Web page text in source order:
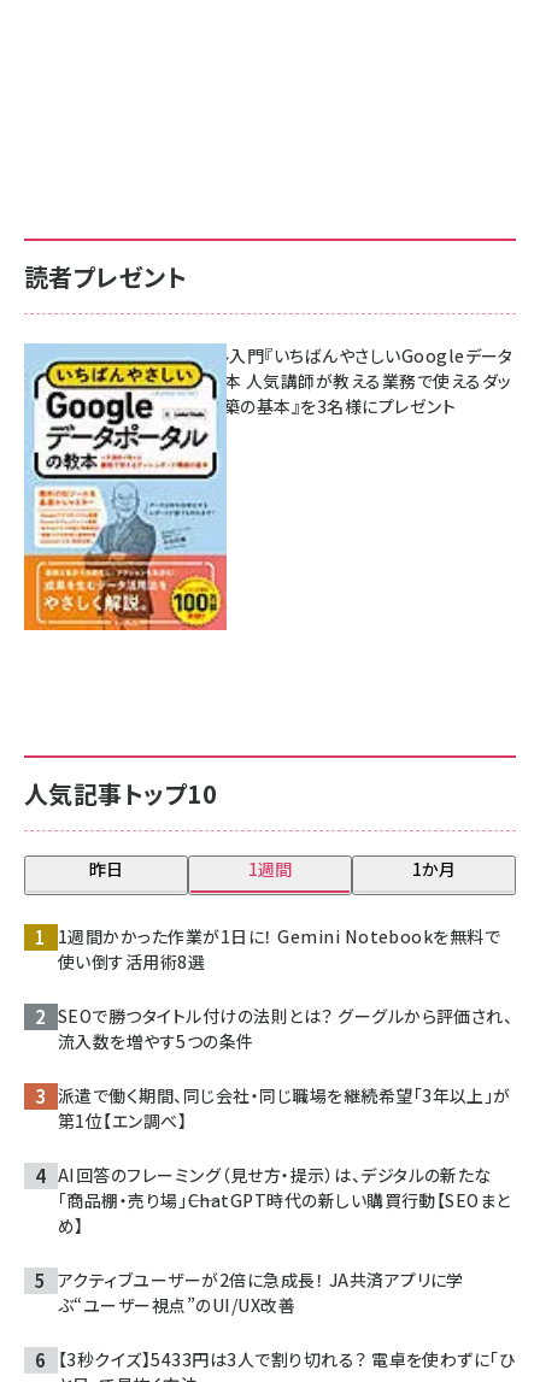
人気記事トップ10
昨日 1週間 1か月
1週間かかった作業が1日に！ Gemini Notebookを無料で
使い倒す活用術8選
SEOで勝つタイトル付けの法則とは？ グーグルから評価され、
流入数を増やす5つの条件
派遣で働く期間、同じ会社・同じ職場を継続希望「3年以上」が
第1位【エン調べ】
AI回答のフレーミング（見せ方・提示）は、デジタルの新たな
「商品棚・売り場」――ChatGPT時代の新しい購買行動【SEOまと
め】
アクティブユーザーが2倍に急成長！ JA共済アプリに学
ぶ“ユーザー視点”のUI/UX改善
【3秒クイズ】5433円は3人で割り切れる？ 電卓を使わずに「ひ
読者プレゼント
無料BIツール入門『いちばんやさしいGoogleデータ
ポータルの教本 人気講師が教える業務で使えるダッ
シュボード構築の基本』を3名様にプレゼント
7月31日 10:00